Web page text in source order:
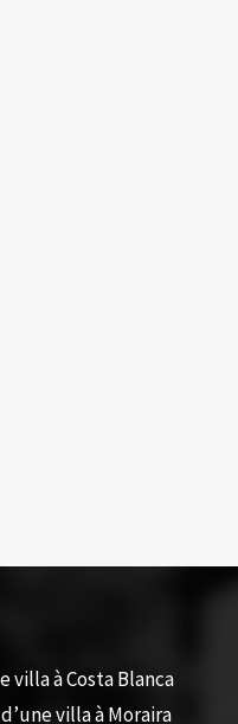
villa à Costa Blanca
villa à Moraira